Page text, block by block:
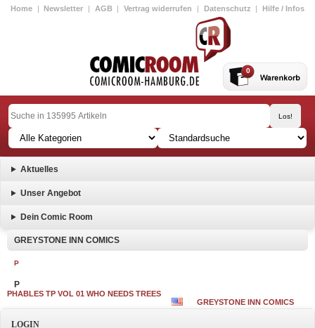
Home | Newsletter | AGB | Vertrag widerrufen | Datenschutz | Hilfe / Infos
0
Aktuelles
Unser Angebot
Dein Comic Room
GREYSTONE INN COMICS
P
P
PHABLES TP VOL 01 WHO NEEDS TREES
GREYSTONE INN COMICS
LOGIN